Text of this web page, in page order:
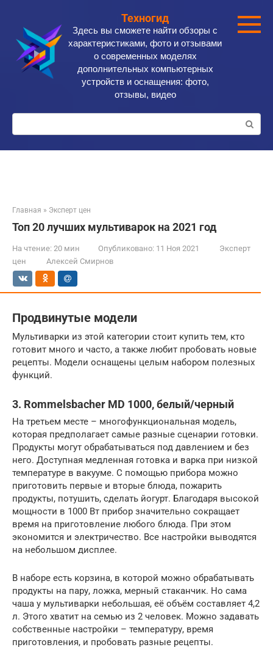
контенту
Техногид
Здесь вы сможете найти обзоры с
характеристиками, фото и отзывами
о современных моделях
дополнительных компьютерных
устройств и оснащения: фото,
отзывы, видео
Поиск:
Главная » Эксперт цен
Топ 20 лучших мультиварок на 2021 год
На чтение: 20 мин Опубликовано: 11 Ноя 2021
Эксперт
цен
Алексей Смирнов
Продвинутые модели
Мультиварки из этой категории стоит купить тем, кто
готовит много и часто, а также любит пробовать новые
рецепты. Модели оснащены целым набором полезных
функций.
3. Rommelsbacher MD 1000, белый/черный
На третьем месте – многофункциональная модель,
которая предполагает самые разные сценарии готовки.
Продукты могут обрабатываться под давлением и без
него. Доступная медленная готовка и варка при низкой
температуре в вакууме. С помощью прибора можно
приготовить первые и вторые блюда, пожарить
продукты, потушить, сделать йогурт. Благодаря высокой
мощности в 1000 Вт прибор значительно сокращает
время на приготовление любого блюда. При этом
экономится и электричество. Все настройки выводятся
на небольшом дисплее.
В наборе есть корзина, в которой можно обрабатывать
продукты на пару, ложка, мерный стаканчик. Но сама
чаша у мультиварки небольшая, её объём составляет 4,2
л. Этого хватит на семью из 2 человек. Можно задавать
собственные настройки – температуру, время
приготовления, и пробовать разные рецепты.